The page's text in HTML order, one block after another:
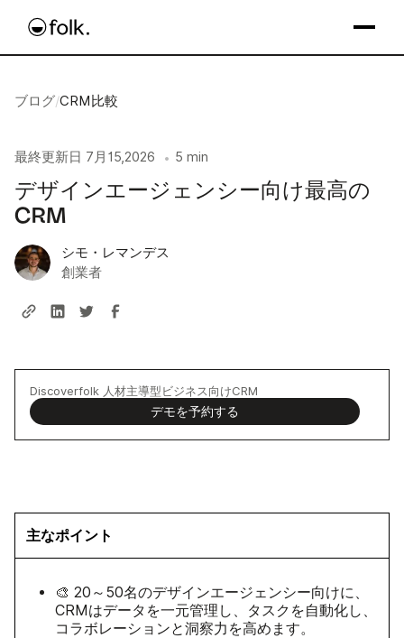
ブログ/CRM比較
最終更新日 7月15,2026 • 5 min
デザインエージェンシー向け最高の
CRM
シモ・レマンデス
創業者
Discoverfolk 人材主導型ビジネス向けCRM
デモを予約する
主なポイント
🎨 20～50名のデザインエージェンシー向けに、
CRMはデータを一元管理し、タスクを自動化し、
コラボレーションと洞察力を高めます。